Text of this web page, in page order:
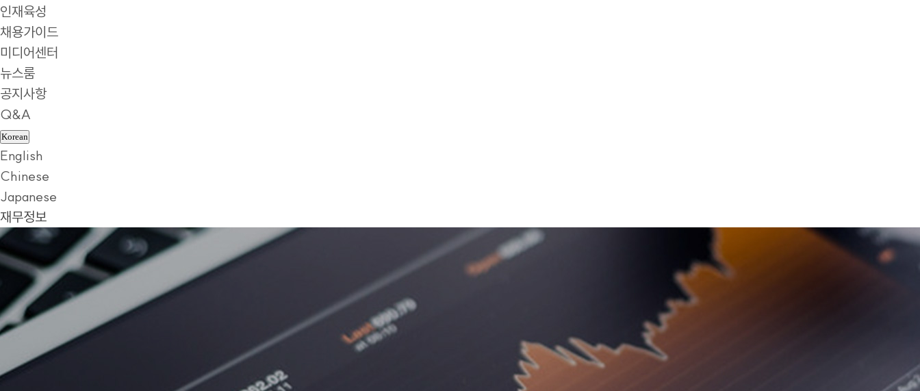
인재육성
채용가이드
미디어센터
뉴스룸
공지사항
Q&A
Korean
English
Chinese
Japanese
재무정보